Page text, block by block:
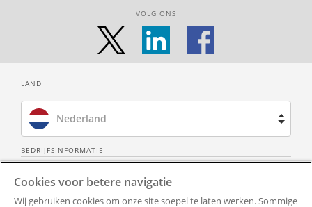
VOLG ONS
LAND
Nederland
Brazilië
Spanje
BEDRIJFSINFORMATIE
Over ons Neem contact op
Cookies voor betere navigatie
Wij gebruiken cookies om onze site soepel te laten werken. Sommige